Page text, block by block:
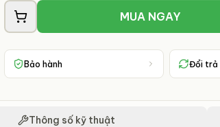
MUA NGAY
Bảo hành Đổi trả
Thông số kỹ thuật